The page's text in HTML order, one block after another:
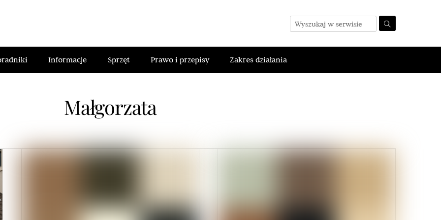
Informacje Sprzęt Prawo i przepisy Zakres działania
Małgorzata